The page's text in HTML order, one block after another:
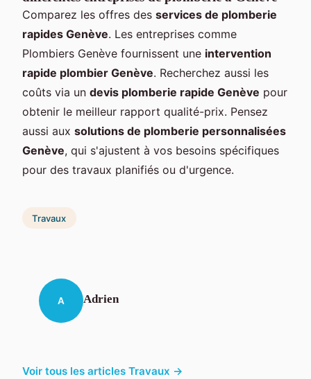
Comparez les offres des services de plomberie
rapides Genève. Les entreprises comme
Plombiers Genève fournissent une intervention
rapide plombier Genève. Recherchez aussi les
coûts via un devis plomberie rapide Genève pour
obtenir le meilleur rapport qualité-prix. Pensez
aussi aux solutions de plomberie personnalisées
Genève, qui s'ajustent à vos besoins spécifiques
pour des travaux planifiés ou d'urgence.
Travaux
A Adrien
Voir tous les articles Travaux →